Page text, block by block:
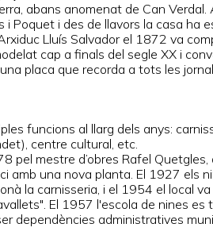
abans anomenat de Can
i Poquet i des de llavors la casa ha
Lluís Salvador el 1872 va
cap a finals del segle XX i
placa que recorda a tots les
funcions al llarg dels anys:
centre cultural, etc.
pel mestre d’obres Rafel
amb una nova planta. El 1927
la carnisseria, i el 1954 el local
El 1957 l'escola de nines
dependències administratives